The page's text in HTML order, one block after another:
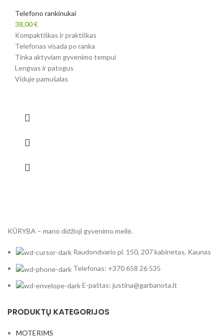
Telefono rankinukai
38,00€
Kompaktiškas ir praktiškas
Telefonas visada po ranka
Tinka aktyviam gyvenimo tempui
Lengvas ir patogus
Viduje pamušalas
KŪRYBA – mano didžioji gyvenimo meilė.
Raudondvario pl. 150, 207 kabinetas, Kaunas
Telefonas: +370 658 26 535
E-paštas: justina@garbanota.lt
PRODUKTŲ KATEGORIJOS
MOTERIMS